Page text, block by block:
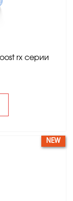
rx серии
NEW